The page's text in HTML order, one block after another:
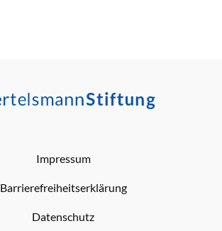
Impressum
Barrierefreiheitserklärung
Datenschutz